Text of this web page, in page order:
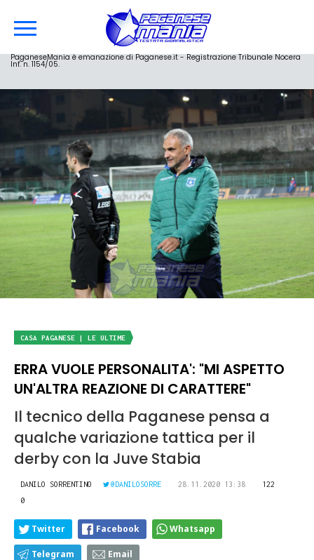
PaganeseMania è emanazione di Paganese.it - Registrazione Tribunale Nocera
Inf. n. 1154/05.
CASA PAGANESE | LE ULTIME
ERRA VUOLE PERSONALITA': "MI ASPETTO
UN'ALTRA REAZIONE DI CARATTERE"
Il tecnico della Paganese pensa a
qualche variazione tattica per il
derby con la Juve Stabia
DANILO SORRENTINO @DANILOSORRE 28.11.2020 13:38
122
0
Twitter Facebook Whatsapp
Telegram Email